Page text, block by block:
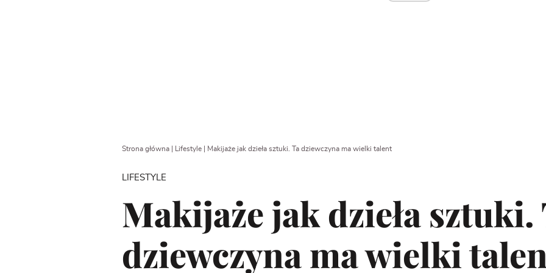
Strona główna| Lifestyle| Makijaże jak dzieła sztuki. Ta dziewczyna ma wielki talent
LIFESTYLE
Makijaże jak dzieła sztuki.
dziewczyna ma wielki